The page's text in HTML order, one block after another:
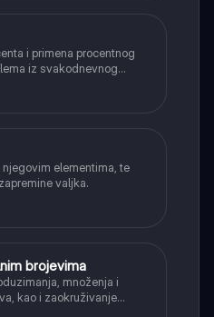
i primena procentnog
iz svakodnevnog
kamate i povećanja.
elementima, te
valjka.
brojevima
množenja i
kao i zaokruživanje